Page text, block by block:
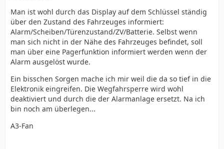
Man ist wohl durch das Display auf dem Schlüssel ständig
über den Zustand des Fahrzeuges informiert:
Alarm/Scheiben/Türenzustand/ZV/Batterie. Selbst wenn
man sich nicht in der Nähe des Fahrzeuges befindet, soll
man über eine Pagerfunktion informiert werden wenn der
Alarm ausgelöst wurde.
Ein bisschen Sorgen mache ich mir weil die da so tief in die
Elektronik eingreifen. Die Wegfahrsperre wird wohl
deaktiviert und durch die der Alarmanlage ersetzt. Na ich
bin noch am überlegen...
A3-Fan